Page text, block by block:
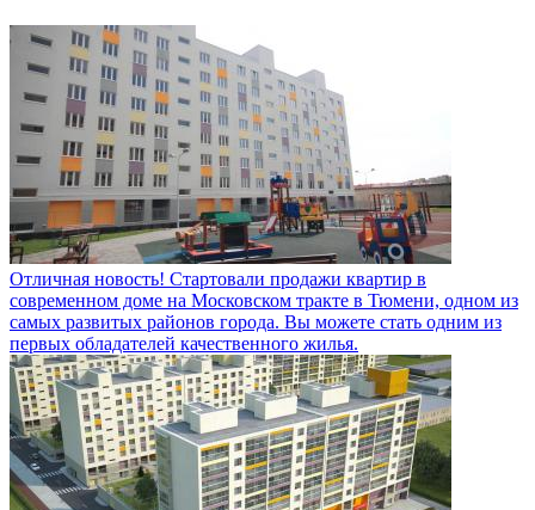
Отличная новость! Стартовали продажи квартир в
современном доме на Московском тракте в Тюмени, одном из
самых развитых районов города. Вы можете стать одним из
первых обладателей качественного жилья.